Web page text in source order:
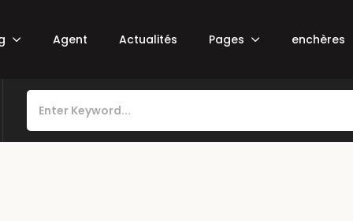
Agent Actualités Pages enchères